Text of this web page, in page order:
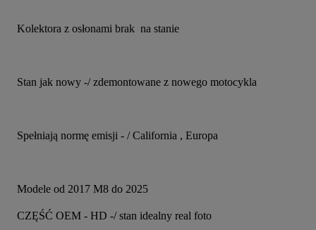
Kolektora z osłonami brak  na stanie
Stan jak nowy -/ zdemontowane z nowego motocykla
Spełniają normę emisji - / California , Europa
Modele od 2017 M8 do 2025
CZĘŚĆ OEM - HD -/ stan idealny real foto